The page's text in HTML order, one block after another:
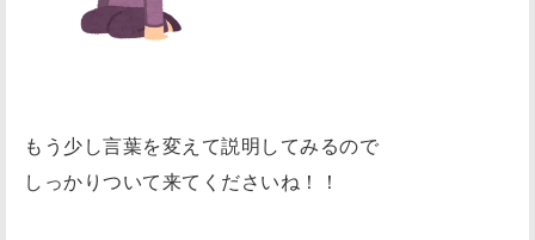
もう少し言葉を変えて説明してみるので
しっかりついて来てくださいね！！